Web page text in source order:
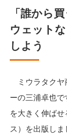
「誰から
ウェット
しよう
ミウラタクヤ
ーの三浦卓也
を大きく伸ば
ス）を出版し